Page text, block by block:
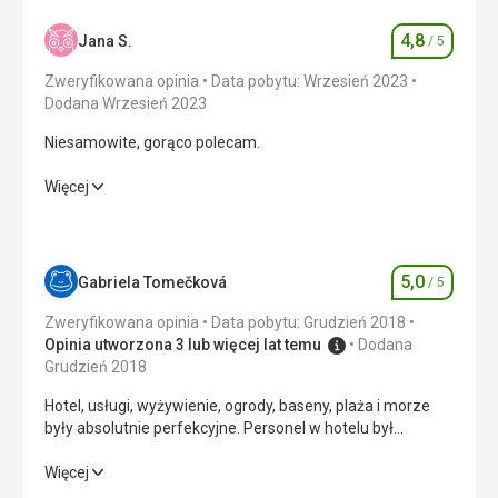
Jana S. Ocena
4,8 / 5
Zweryfikowana opinia
Data pobytu: Wrzesień 2023
Dodana Wrzesień 2023
Niesamowite, gorąco polecam.
Niesamowite, gorąco polecam.
Zakwaterowanie 5,0/ 5
Okolica 5,0
Usługi
Cena 5,0
Wyżywienie
Więcej
Gabriela Tomečková Ocena
5,0 / 5
Zweryfikowana opinia
Data pobytu: Grudzień 2018
Opinia utworzona 3 lub więcej lat temu
Dodana
Grudzień 2018
Hotel, usługi, wyżywienie, ogrody, baseny, plaża i morze
były absolutnie perfekcyjne. Personel w hotelu był
komfortu, które oferuje hotel. Piękna plaża z białym
Hotel, usługi, wyżywienie, ogrody, baseny, plaża i morze
Więcej